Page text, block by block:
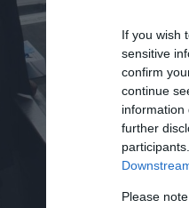
If you wish
sensitive
confirm
continue
information
further
Please